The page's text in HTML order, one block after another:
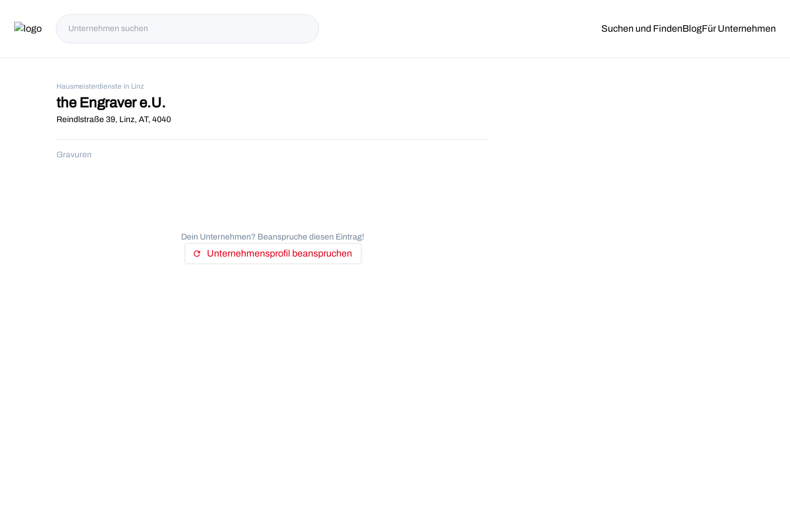
Suchen und FindenBlogFür Unternehmen
Hausmeisterdienste in Linz
the Engraver e.U.
Reindlstraße 39, Linz, AT, 4040
Gravuren
Dein Unternehmen? Beanspruche diesen Eintrag!
refresh Unternehmensprofil beanspruchen